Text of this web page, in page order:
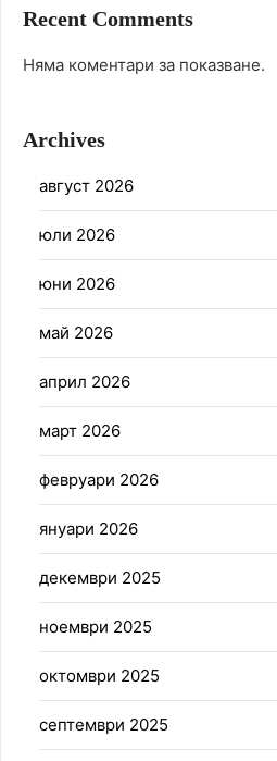
Recent Comments
Няма коментари за показване.
Archives
август 2026
юли 2026
юни 2026
май 2026
април 2026
март 2026
февруари 2026
януари 2026
декември 2025
ноември 2025
октомври 2025
септември 2025